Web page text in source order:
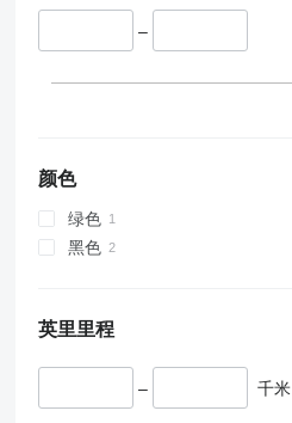
–
颜色
绿色
黑色
英里里程
– 千米